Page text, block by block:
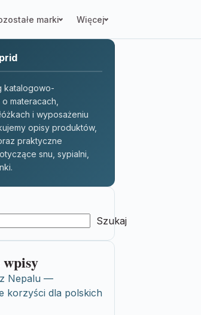
marki Więcej
katalogowo-
materacach,
i wyposażeniu
opisy produktów,
praktyczne
snu, sypialni,
Szukaj
Nepalu —
korzyści dla polskich